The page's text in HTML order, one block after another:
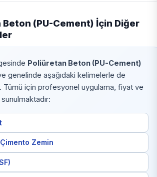
Beton (PU-Cement) İçin Diğer
Poliüretan Beton (PU-Cement)
genelinde aşağıdaki kelimelerle de
Tümü için profesyonel uygulama, fiyat ve
Zemin